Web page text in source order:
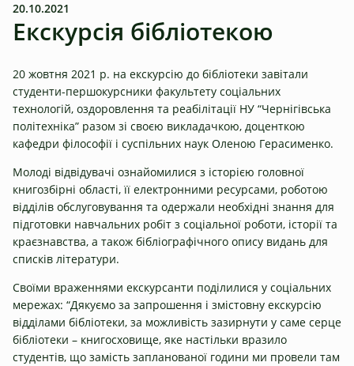
20.10.2021
Екскурсія бібліотекою
20 жовтня 2021 р. на екскурсію до бібліотеки завітали
студенти-першокурсники факультету соціальних
технологій, оздоровлення та реабілітації НУ “Чернігівська
політехніка” разом зі своєю викладачкою, доценткою
кафедри філософії і суспільних наук Оленою Герасименко.
Молоді відвідувачі ознайомилися з історією головної
книгозбірні області, її електронними ресурсами, роботою
відділів обслуговування та одержали необхідні знання для
підготовки навчальних робіт з соціальної роботи, історії та
краєзнавства, а також бібліографічного опису видань для
списків літератури.
Своїми враженнями екскурсанти поділилися у соціальних
мережах: “Дякуємо за запрошення і змістовну екскурсію
відділами бібліотеки, за можливість зазирнути у саме серце
бібліотеки – книгосховище, яке настільки вразило
студентів, що замість запланованої години ми провели там